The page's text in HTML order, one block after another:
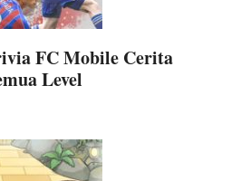
FC Mobile Cerita
Level